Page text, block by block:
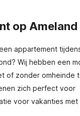
op Ameland
appartement
Wij hebben een
of zonder omheinde
zich perfect voor
voor vakanties met